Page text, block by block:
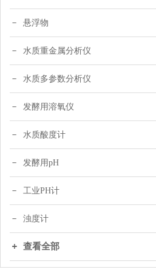
悬浮物
水质重金属分析仪
水质多参数分析仪
发酵用溶氧仪
水质酸度计
发酵用pH
工业PH计
浊度计
查看全部